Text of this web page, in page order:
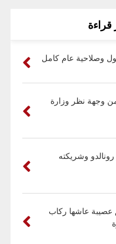
قراءة
وصلاحية عام كامل
وجهة نظر وزارة
وشريكته
عاشها ركاب